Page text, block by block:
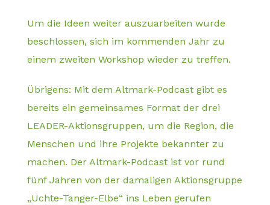
Um die Ideen weiter auszuarbeiten wurde
beschlossen, sich im kommenden Jahr zu
einem zweiten Workshop wieder zu treffen.
Übrigens: Mit dem Altmark-Podcast gibt es
bereits ein gemeinsames Format der drei
LEADER-Aktionsgruppen, um die Region, die
Menschen und ihre Projekte bekannter zu
machen. Der Altmark-Podcast ist vor rund
fünf Jahren von der damaligen Aktionsgruppe
„Uchte-Tanger-Elbe“ ins Leben gerufen